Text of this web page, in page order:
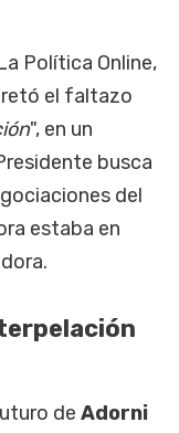
Política Online,
el faltazo
", en un
busca
del
estaba en
de Adorni